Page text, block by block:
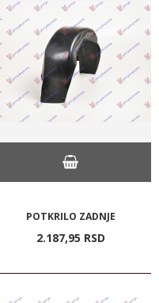
POTKRILO ZADNJE
2.187,95 RSD